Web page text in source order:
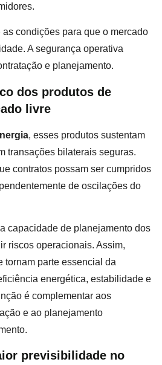
as condições para que o mercado
A segurança operativa
e planejamento.
dos produtos de
livre
, esses produtos sustentam
transações bilaterais seguras.
contratos possam ser cumpridos
de oscilações do
capacidade de planejamento dos
riscos operacionais. Assim,
tornam parte essencial da
energética, estabilidade e
é complementar aos
e ao planejamento
previsibilidade no